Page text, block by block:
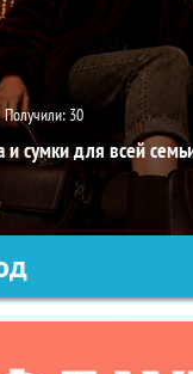
Получили: 30
сумки для всей